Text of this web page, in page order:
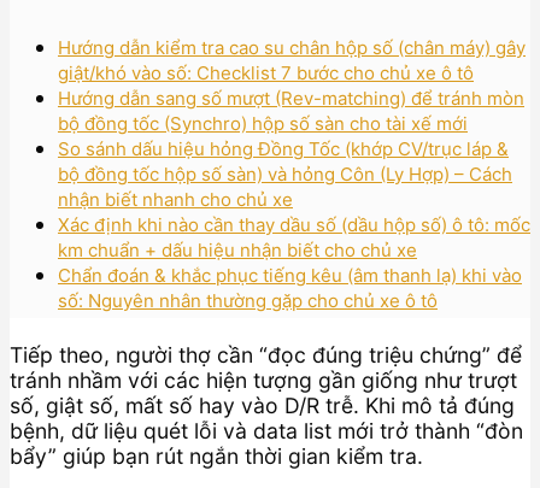
Hướng dẫn kiểm tra cao su chân hộp số (chân máy) gây
giật/khó vào số: Checklist 7 bước cho chủ xe ô tô
Hướng dẫn sang số mượt (Rev-matching) để tránh mòn
bộ đồng tốc (Synchro) hộp số sàn cho tài xế mới
So sánh dấu hiệu hỏng Đồng Tốc (khớp CV/trục láp &
bộ đồng tốc hộp số sàn) và hỏng Côn (Ly Hợp) – Cách
nhận biết nhanh cho chủ xe
Xác định khi nào cần thay dầu số (dầu hộp số) ô tô: mốc
km chuẩn + dấu hiệu nhận biết cho chủ xe
Chẩn đoán & khắc phục tiếng kêu (âm thanh lạ) khi vào
số: Nguyên nhân thường gặp cho chủ xe ô tô
Tiếp theo, người thợ cần “đọc đúng triệu chứng” để
tránh nhầm với các hiện tượng gần giống như trượt
số, giật số, mất số hay vào D/R trễ. Khi mô tả đúng
bệnh, dữ liệu quét lỗi và data list mới trở thành “đòn
bẩy” giúp bạn rút ngắn thời gian kiểm tra.